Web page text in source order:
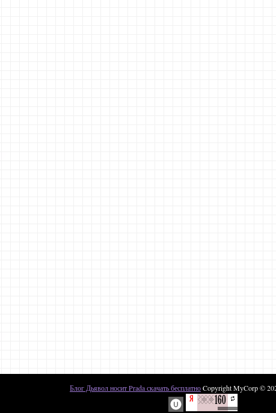
Блог Дьявол носит Prada скачать бесплатноCopyright MyCorp ©